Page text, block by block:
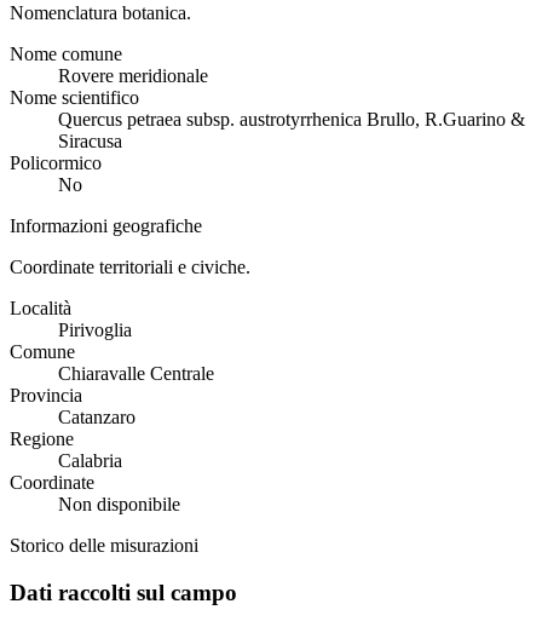
Nomenclatura botanica.
Nome comune
Rovere meridionale
Nome scientifico
Quercus petraea subsp. austrotyrrhenica Brullo, R.Guarino &
Siracusa
Policormico
No
Informazioni geografiche
Coordinate territoriali e civiche.
Località
Pirivoglia
Comune
Chiaravalle Centrale
Provincia
Catanzaro
Regione
Calabria
Coordinate
Non disponibile
Storico delle misurazioni
Dati raccolti sul campo